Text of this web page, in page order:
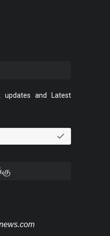
and Latest